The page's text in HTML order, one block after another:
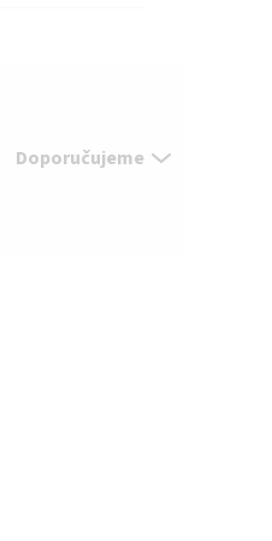
Doporučujeme